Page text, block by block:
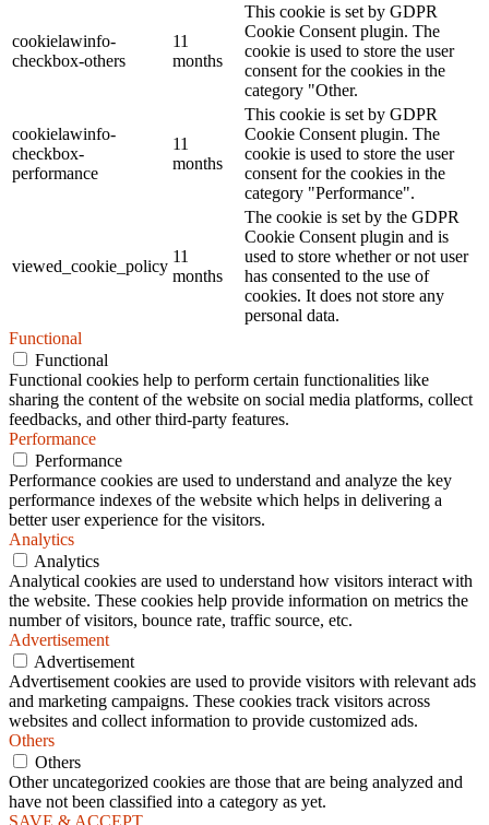
cookielawinfo-
checkbox-others
11
months
This cookie is set by GDPR
Cookie Consent plugin. The
cookie is used to store the user
consent for the cookies in the
category "Other.
cookielawinfo-
checkbox-
performance
11
months
This cookie is set by GDPR
Cookie Consent plugin. The
cookie is used to store the user
consent for the cookies in the
category "Performance".
viewed_cookie_policy
11
months
The cookie is set by the GDPR
Cookie Consent plugin and is
used to store whether or not user
has consented to the use of
cookies. It does not store any
personal data.
Functional
Functional
Functional cookies help to perform certain functionalities like
sharing the content of the website on social media platforms, collect
feedbacks, and other third-party features.
Performance
Performance
Performance cookies are used to understand and analyze the key
performance indexes of the website which helps in delivering a
better user experience for the visitors.
Analytics
Analytics
Analytical cookies are used to understand how visitors interact with
the website. These cookies help provide information on metrics the
number of visitors, bounce rate, traffic source, etc.
Advertisement
Advertisement
Advertisement cookies are used to provide visitors with relevant ads
and marketing campaigns. These cookies track visitors across
websites and collect information to provide customized ads.
Others
Others
Other uncategorized cookies are those that are being analyzed and
have not been classified into a category as yet.
SAVE & ACCEPT